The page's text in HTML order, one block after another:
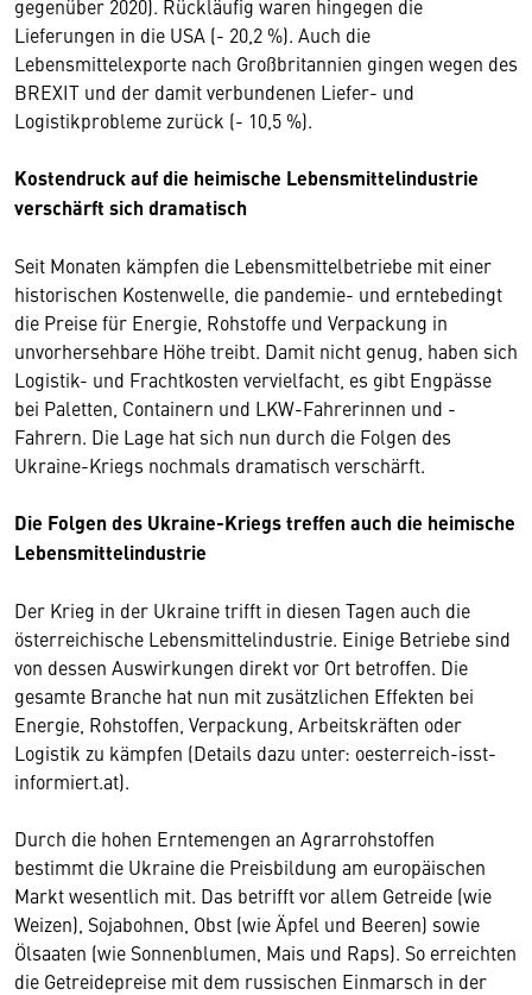
gegenüber 2020). Rückläufig waren hingegen die
Lieferungen in die USA (- 20,2 %). Auch die
Lebensmittelexporte nach Großbritannien gingen wegen des
BREXIT und der damit verbundenen Liefer- und
Logistikprobleme zurück (- 10,5 %).
Kostendruck auf die heimische Lebensmittelindustrie
verschärft sich dramatisch
Seit Monaten kämpfen die Lebensmittelbetriebe mit einer
historischen Kostenwelle, die pandemie- und erntebedingt
die Preise für Energie, Rohstoffe und Verpackung in
unvorhersehbare Höhe treibt. Damit nicht genug, haben sich
Logistik- und Frachtkosten vervielfacht, es gibt Engpässe
bei Paletten, Containern und LKW-Fahrerinnen und -
Fahrern. Die Lage hat sich nun durch die Folgen des
Ukraine-Kriegs nochmals dramatisch verschärft.
Die Folgen des Ukraine-Kriegs treffen auch die heimische
Lebensmittelindustrie
Der Krieg in der Ukraine trifft in diesen Tagen auch die
österreichische Lebensmittelindustrie. Einige Betriebe sind
von dessen Auswirkungen direkt vor Ort betroffen. Die
gesamte Branche hat nun mit zusätzlichen Effekten bei
Energie, Rohstoffen, Verpackung, Arbeitskräften oder
Logistik zu kämpfen (Details dazu unter: oesterreich-isst-
informiert.at).
Durch die hohen Erntemengen an Agrarrohstoffen
bestimmt die Ukraine die Preisbildung am europäischen
Markt wesentlich mit. Das betrifft vor allem Getreide (wie
Weizen), Sojabohnen, Obst (wie Äpfel und Beeren) sowie
Ölsaaten (wie Sonnenblumen, Mais und Raps). So erreichten
die Getreidepreise mit dem russischen Einmarsch in der